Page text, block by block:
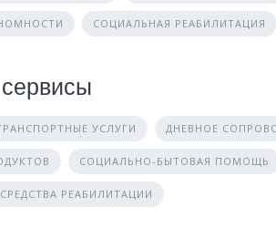
СОЦИАЛЬНАЯ РЕАБИЛИТАЦИЯ
УСЛУГИ ДНЕВНОЕ
СОЦИАЛЬНО-БЫТОВАЯ ПОМОЩЬ
РЕАБИЛИТАЦИИ